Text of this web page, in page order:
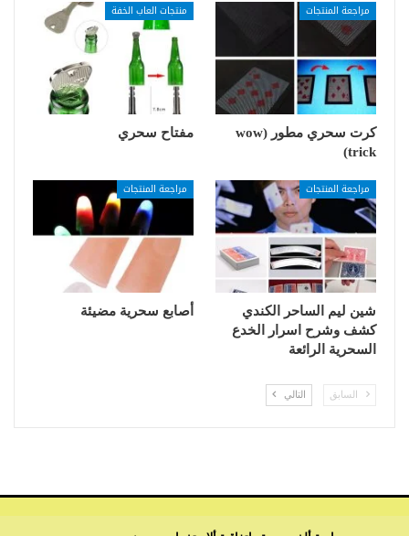
مراجعة المنتجات
كرت سحري مطور (wow
trick)
منتجات العاب الخفة
مفتاح سحري
مراجعة المنتجات
شين ليم الساحر الكندي
كشف وشرح اسرار الخدع
السحرية الرائعة
مراجعة المنتجات
أصابع سحرية مضيئة
السابق التالي